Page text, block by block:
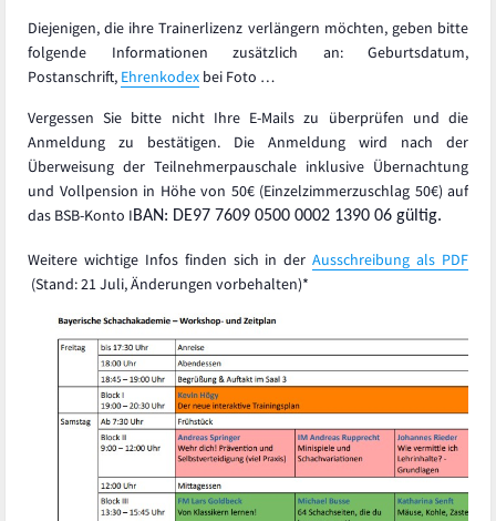
Diejenigen, die ihre Trainerlizenz verlängern möchten, geben bitte
folgende Informationen zusätzlich an: Geburtsdatum,
Postanschrift, Ehrenkodex bei Foto …
Vergessen Sie bitte nicht Ihre E-Mails zu überprüfen und die
Anmeldung zu bestätigen. Die Anmeldung wird nach der
Überweisung der Teilnehmerpauschale inklusive Übernachtung
und Vollpension in Höhe von 50€ (Einzelzimmerzuschlag 50€) auf
das BSB-Konto IBAN: DE97 7609 0500 0002 1390 06 gültig.
Weitere wichtige Infos finden sich in derAusschreibung als PDF
(Stand: 21 Juli, Änderungen vorbehalten)*